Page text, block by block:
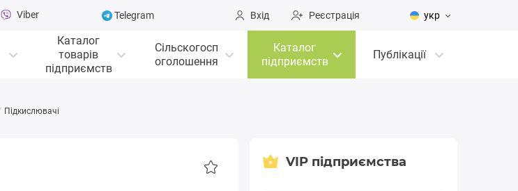
Viber Telegram Вхід Реєстрація укр
Каталог
товарів
підприємств
Сільскогосп
оголошення
Каталог
підприємств
Публікації
Підкислювачі
VIP підприємства